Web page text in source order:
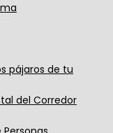
pájaros de tu
del Corredor